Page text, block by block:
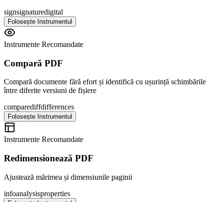
signsignaturedigital
Folosește Instrumentul
Instrumente Recomandate
Compară PDF
Compară documente fără efort și identifică cu ușurință schimbările
între diferite versiuni de fișiere
comparediffdifferences
Folosește Instrumentul
Instrumente Recomandate
Redimensionează PDF
Ajustează mărimea și dimensiunile paginii
infoanalysisproperties